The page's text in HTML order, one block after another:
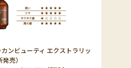
カンビューティ エクストラリッ
売）